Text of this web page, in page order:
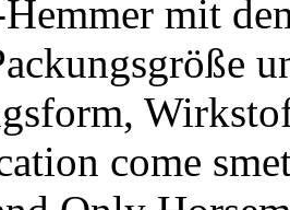
mit
come